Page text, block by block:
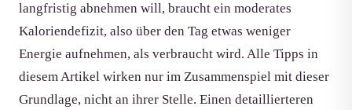
langfristig abnehmen will, braucht ein moderates
Kaloriendefizit, also über den Tag etwas weniger
Energie aufnehmen, als verbraucht wird. Alle Tipps in
diesem Artikel wirken nur im Zusammenspiel mit dieser
Grundlage, nicht an ihrer Stelle. Einen detaillierteren